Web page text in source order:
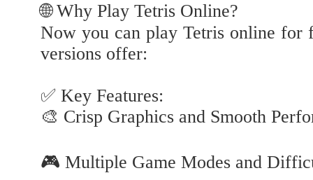
🌐 Why Play Tetris Online?
Now you can play Tetris online for
versions offer:
✅ Key Features:
🎨 Crisp Graphics and Smooth
🎮 Multiple Game Modes and